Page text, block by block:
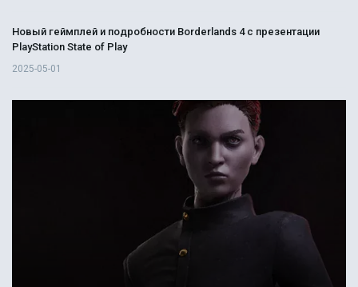
Новый геймплей и подробности Borderlands 4 с презентации
PlayStation State of Play
2025-05-01